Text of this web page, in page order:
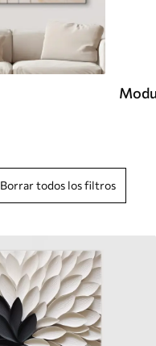
Borrar todos los filtros